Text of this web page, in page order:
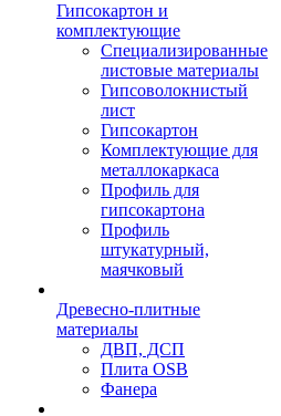
Гипсокартон и
комплектующие
Специализированные
листовые материалы
Гипсоволокнистый
лист
Гипсокартон
Комплектующие для
металлокаркаса
Профиль для
гипсокартона
Профиль
штукатурный,
маячковый
Древесно-плитные
материалы
ДВП, ДСП
Плита OSB
Фанера